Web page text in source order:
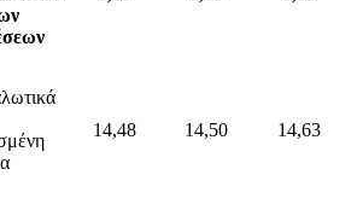
14,48 14,50 14,63